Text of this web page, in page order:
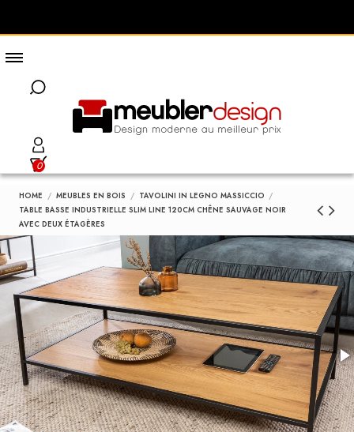
0
HOME MEUBLES EN BOIS
TAVOLINI IN LEGNO MASSICCIO
TABLE BASSE INDUSTRIELLE SLIM LINE 120CM CHÊNE SAUVAGE NOIR
AVEC DEUX ÉTAGÈRES